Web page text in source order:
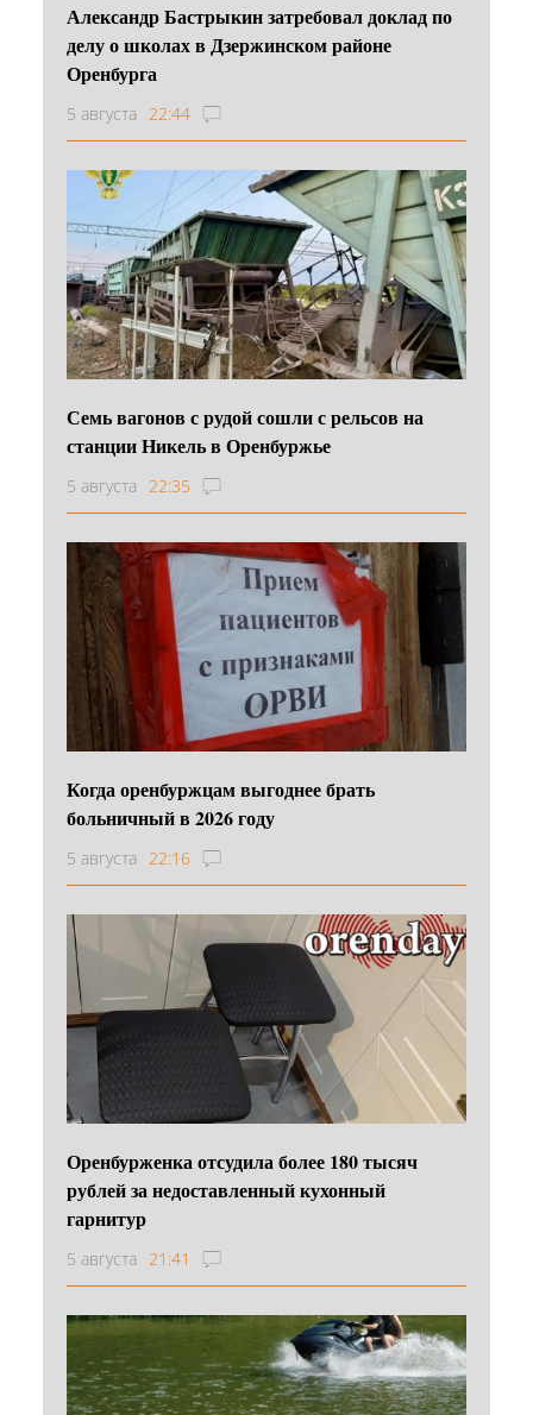
Александр Бастрыкин затребовал доклад по
делу о школах в Дзержинском районе
Оренбурга
5 августа 22:44
Семь вагонов с рудой сошли с рельсов на
станции Никель в Оренбуржье
5 августа 22:35
Когда оренбуржцам выгоднее брать
больничный в 2026 году
5 августа 22:16
Оренбурженка отсудила более 180 тысяч
рублей за недоставленный кухонный
гарнитур
5 августа 21:41